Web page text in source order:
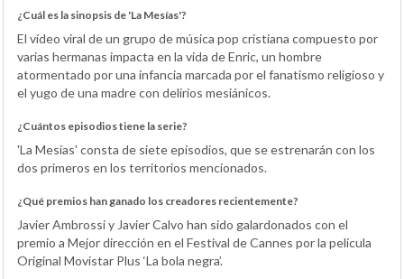
¿Cuál es la sinopsis de 'La Mesías'?
El vídeo viral de un grupo de música pop cristiana compuesto por
varias hermanas impacta en la vida de Enric, un hombre
atormentado por una infancia marcada por el fanatismo religioso y
el yugo de una madre con delirios mesiánicos.
¿Cuántos episodios tiene la serie?
'La Mesías' consta de siete episodios, que se estrenarán con los
dos primeros en los territorios mencionados.
¿Qué premios han ganado los creadores recientemente?
Javier Ambrossi y Javier Calvo han sido galardonados con el
premio a Mejor dirección en el Festival de Cannes por la película
Original Movistar Plus ‘La bola negra’.